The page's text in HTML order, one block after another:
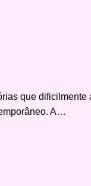
que
A…